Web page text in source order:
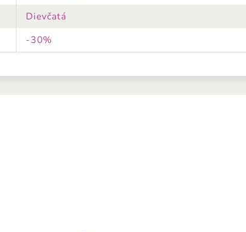
Dievčatá
-30%